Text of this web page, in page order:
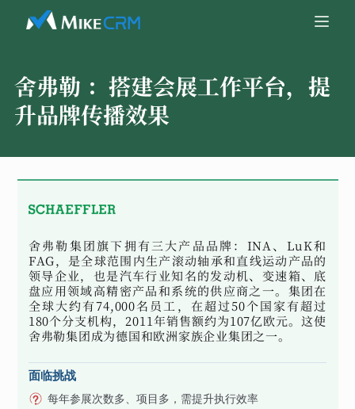
舍弗勒 ： 搭建会展工作平台，提
升品牌传播效果
舍弗勒集团旗下拥有三大产品品牌：INA、LuK和
FAG，是全球范围内生产滚动轴承和直线运动产品的
领导企业，也是汽车行业知名的发动机、变速箱、底
盘应用领域高精密产品和系统的供应商之一。集团在
全球大约有74,000名员工，在超过50个国家有超过
180个分支机构，2011年销售额约为107亿欧元。这使
舍弗勒集团成为德国和欧洲家族企业集团之一。
面临挑战
每年参展次数多、项目多，需提升执行效率